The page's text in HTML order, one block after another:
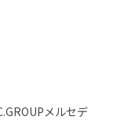
メルセデ